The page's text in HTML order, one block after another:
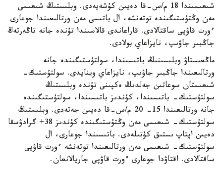
شىعىسىندا 18 م/س-قا دەيىن كۇشەيەدى. وبلىستىڭ شىعىسى
مەن وڭتۇستىگىندە توتەنشە، ال باتىسى مەن ورتالىعىندا جوعارى
ءورت قاۋپى ساقتالادى. قاراعاندى قالاسىندا تۇندە جانە تاڭەرتەڭ
جاڭبىر جاۋىپ، نايزاعاي بولادى.
ماڭعىستاۋ وبلىسىنىڭ باتىسىندا، سولتۇستىگىندە جانە
ورتالىعىندا جاڭبىر جاۋىپ، نايزاعاي وينايدى. سولتۇستىك-
شىعىستان سوعاتىن جەلدىڭ ەكپىنى تۇندە وبلىستىڭ
سولتۇستىك- باتىسىندا، كۇندىز باتىسىندا، سولتۇستىگىندە
جانە ورتالىعىندا 15- 20 م/س-قا دەيىن جەتەدى. وبلىستىڭ
سولتۇستىك- شىعىسى مەن وڭتۇستىگىندە كۇندىز 38+ گرادۋسقا
دەيىن اپتاپ ىستىق كۇتىلەدى. باتىسىندا جوعارى، ال
سولتۇستىك- شىعىسى مەن ورتالىعىندا توتەنشە ءورت قاۋپى
ساقتالادى. اقتاۋدا جوعارى ءورت قاۋپى جاريالانعان.